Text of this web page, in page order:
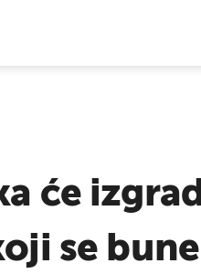
će
se